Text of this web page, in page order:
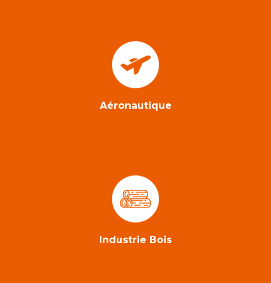
Aéronautique
Industrie Bois